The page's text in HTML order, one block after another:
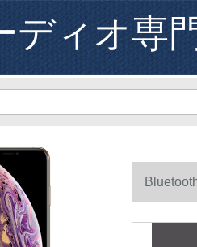
ディオ専